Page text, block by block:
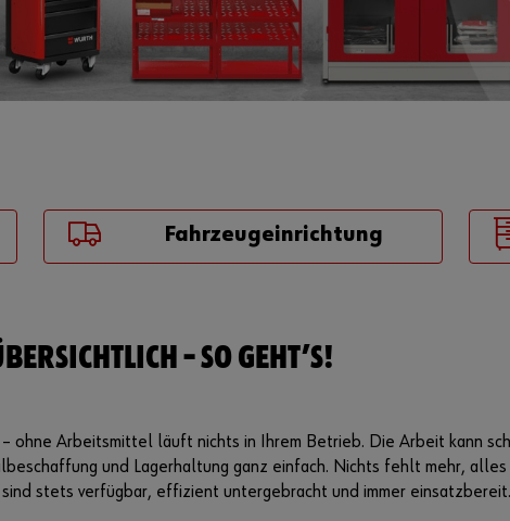
Fahrzeugeinrichtung
– SO GEHT’S!
ohne Arbeitsmittel läuft nichts in Ihrem Betrieb. Die Arbeit kann
und Lagerhaltung ganz einfach. Nichts fehlt mehr,
stets verfügbar, effizient untergebracht und immer einsatzbereit.